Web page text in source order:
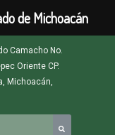
Camacho No.
Oriente CP.
Michoacán,
de Michoacán